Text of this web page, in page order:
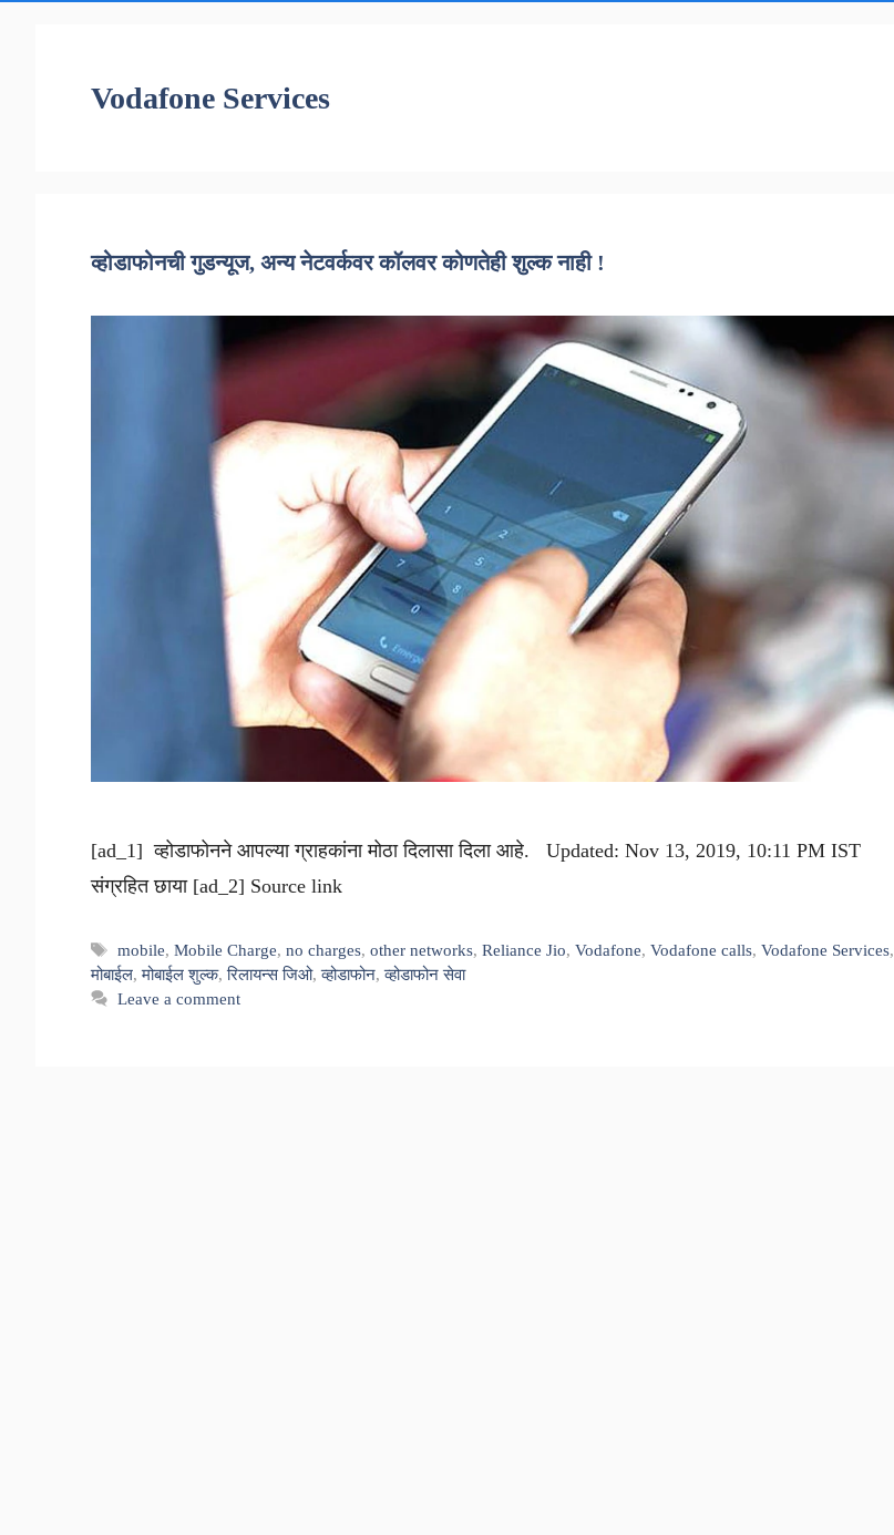
Vodafone Services
व्होडाफोनची गुडन्यूज, अन्य नेटवर्कवर कॉलवर कोणतेही शुल्क नाही !
[ad_1] व्होडाफोनने आपल्या ग्राहकांना मोठा दिलासा दिला आहे. Updated: Nov 13, 2019, 10:11 PM IST
संग्रहित छाया [ad_2] Source link
Tags
mobile,Mobile Charge,no charges,other networks,Reliance Jio,Vodafone,Vodafone calls,Vodafone Services,
मोबाईल,मोबाईल शुल्क,रिलायन्स जिओ,व्होडाफोन,व्होडाफोन सेवा
Leave a comment